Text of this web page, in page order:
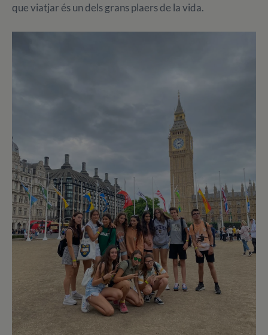
que viatjar és un dels grans plaers de la vida.